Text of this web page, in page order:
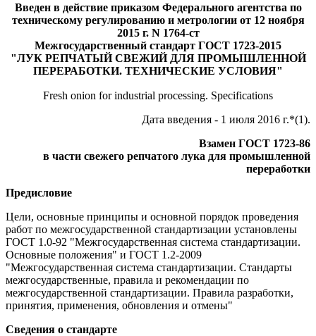
Введен в действие приказом Федерального агентства по
техническому регулированию и метрологии от 12 ноября
2015 г. N 1764-ст
Межгосударственный стандарт ГОСТ 1723-2015
"ЛУК РЕПЧАТЫЙ СВЕЖИЙ ДЛЯ ПРОМЫШЛЕННОЙ
ПЕРЕРАБОТКИ. ТЕХНИЧЕСКИЕ УСЛОВИЯ"
Fresh onion for industrial processing. Specifications
Дата введения - 1 июля 2016 г.*(1).
Взамен ГОСТ 1723-86
в части свежего репчатого лука для промышленной
переработки
Предисловие
Цели, основные принципы и основной порядок проведения
работ по межгосударственной стандартизации установлены
ГОСТ 1.0-92 "Межгосударственная система стандартизации.
Основные положения" и ГОСТ 1.2-2009
"Межгосударственная система стандартизации. Стандарты
межгосударственные, правила и рекомендации по
межгосударственной стандартизации. Правила разработки,
принятия, применения, обновления и отмены"
Сведения о стандарте